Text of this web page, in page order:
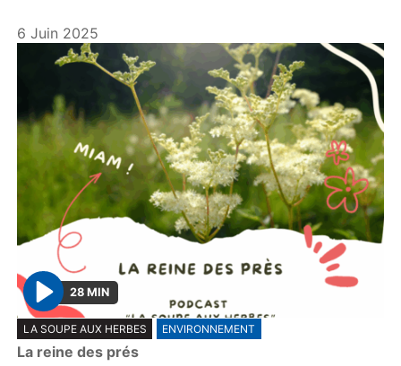
6 Juin 2025
P
l
a
28 MIN
LA SOUPE AUX HERBES ENVIRONNEMENT
La reine des prés